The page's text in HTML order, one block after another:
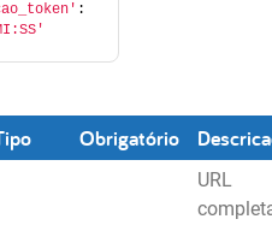
Obrigatório
URL